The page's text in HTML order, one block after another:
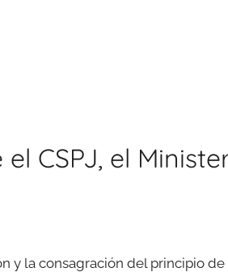
CSPJ, el
y la consagración del principio de